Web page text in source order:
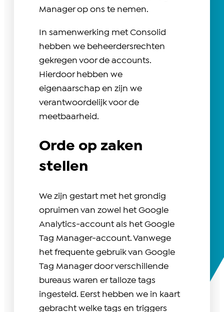
Manager op ons te nemen.
In samenwerking met Consolid
hebben we beheerdersrechten
gekregen voor de accounts.
Hierdoor hebben we
eigenaarschap en zijn we
verantwoordelijk voor de
meetbaarheid.
Orde op zaken
stellen
We zijn gestart met het grondig
opruimen van zowel het Google
Analytics-account als het Google
Tag Manager-account. Vanwege
het frequente gebruik van Google
Tag Manager door verschillende
bureaus waren er talloze tags
ingesteld. Eerst hebben we in kaart
gebracht welke tags en triggers